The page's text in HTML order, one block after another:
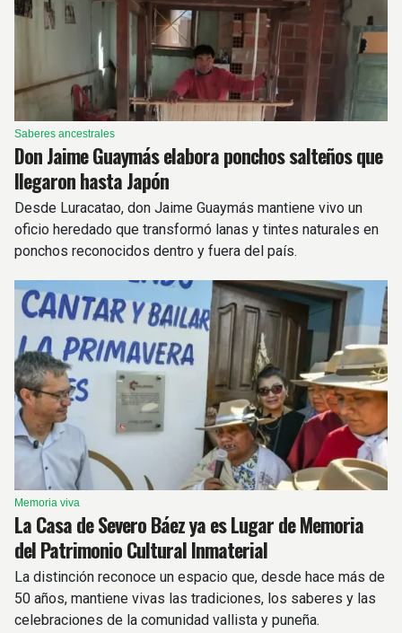
Saberes ancestrales
Don Jaime Guaymás elabora ponchos salteños que
llegaron hasta Japón
Desde Luracatao, don Jaime Guaymás mantiene vivo un
oficio heredado que transformó lanas y tintes naturales en
ponchos reconocidos dentro y fuera del país.
Memoria viva
La Casa de Severo Báez ya es Lugar de Memoria
del Patrimonio Cultural Inmaterial
La distinción reconoce un espacio que, desde hace más de
50 años, mantiene vivas las tradiciones, los saberes y las
celebraciones de la comunidad vallista y puneña.